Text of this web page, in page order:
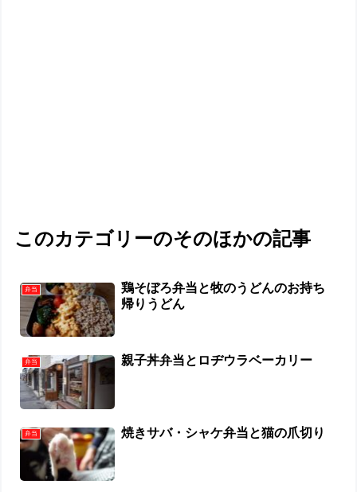
このカテゴリーのそのほかの記事
弁当
鶏そぼろ弁当と牧のうどんのお持ち
帰りうどん
弁当 親子丼弁当とロヂウラベーカリー
弁当 焼きサバ・シャケ弁当と猫の爪切り